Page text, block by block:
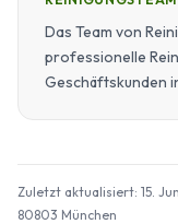
Das Team von
professionelle
Geschäftskunden
Zuletzt aktualisiert: 15.
80803 München